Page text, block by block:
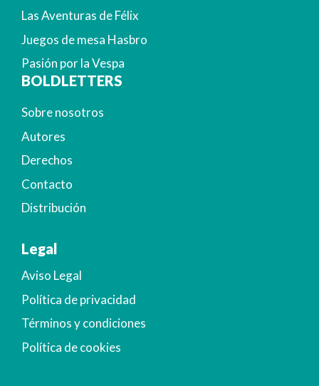
Las Aventuras de Félix
Juegos de mesa Hasbro
Pasión por la Vespa
BOLDLETTERS
Sobre nosotros
Autores
Derechos
Contacto
Distribución
Legal
Aviso Legal
Política de privacidad
Términos y condiciones
Política de cookies